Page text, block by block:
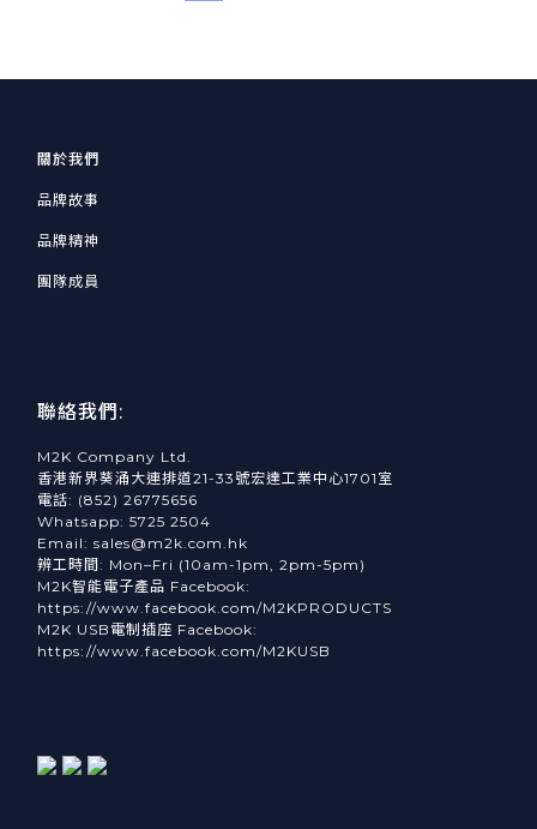
關於我們
品牌故事
品牌精神
團隊成員
聯絡我們:
M2K Company Ltd.
香港新界葵涌大連排道21-33號宏達工業中心1701室
電話: (852) 26775656
Whatsapp: 5725 2504
Email: sales@m2k.com.hk
辨工時間: Mon–Fri (10am-1pm, 2pm-5pm)
M2K智能電子產品 Facebook:
https://www.facebook.com/M2KPRODUCTS
M2K USB電制插座 Facebook:
https://www.facebook.com/M2KUSB